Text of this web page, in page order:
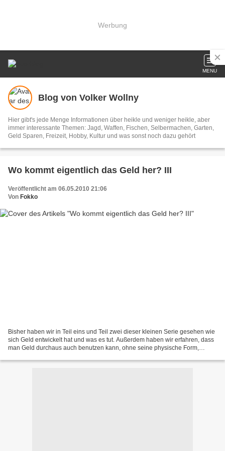
Werbung
MENU
Blog von Volker Wollny
Hier gibt's jede Menge Informationen über heikle und weniger heikle, aber
immer interessante Themen: Jagd, Waffen, Fischen, Selbermachen, Garten,
Geld Sparen, Freizeit, Hobby, Kultur und was sonst noch dazu gehört
Wo kommt eigentlich das Geld her? III
Veröffentlicht am 06.05.2010 21:06
Von Fokko
Bisher haben wir in Teil eins und Teil zwei dieser kleinen Serie gesehen wie
sich Geld entwickelt hat und was es tut. Außerdem haben wir erfahren, dass
man Geld durchaus auch benutzen kann, ohne seine physische Form,